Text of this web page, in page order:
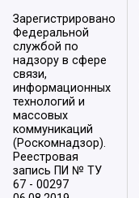
Зарегистрировано
Федеральной
службой по
надзору в сфере
связи,
информационных
технологий и
массовых
коммуникаций
(Роскомнадзор).
Реестровая
запись ПИ № ТУ
67 - 00297